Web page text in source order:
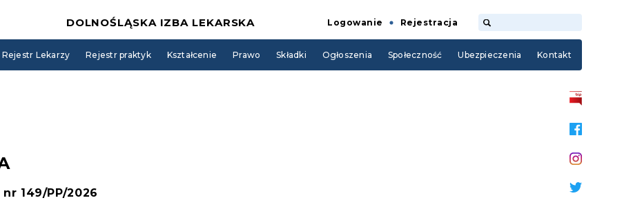
DOLNOŚLĄSKA IZBA LEKARSKA Logowanie Rejestracja
Rejestr Lekarzy Rejestr praktyk Kształcenie Prawo Składki Ogłoszenia Społeczność Ubezpieczenia Kontakt
149/PP/2026